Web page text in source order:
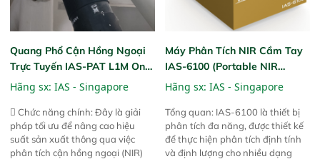
Quang Phổ Cận Hồng Ngoại
Trực Tuyến IAS-PAT L1M On-
Line NIR
Hãng sx: IAS - Singapore
 Chức năng chính: Đây là giải
pháp tối ưu để nâng cao hiệu
suất sản xuất thông qua việc
phân tích cận hồng ngoại (NIR)
Máy Phân Tích NIR Cầm Tay
IAS-6100 (Portable NIR
Analyzer)
Hãng sx: IAS - Singapore
Tổng quan: IAS-6100 là thiết bị
phân tích đa năng, được thiết kế
để thực hiện phân tích định tính
và định lượng cho nhiều dạng